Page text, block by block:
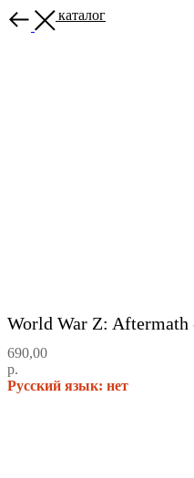
Назад в каталог
World War Z: Aftermath
690,00
р.
Русский язык: нет